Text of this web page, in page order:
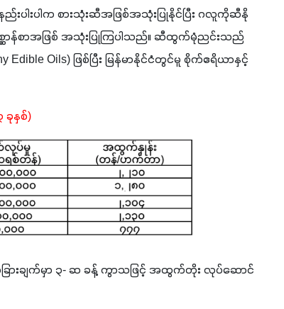
ပါးပါက စားသုံးဆီအဖြစ်အသုံးပြုနိုင်ပြီး ဂလူကိုဆီနို
စ္ဆာန်စာအဖြစ် အသုံးပြုကြပါသည်။ ဆီထွက်မုံညင်းသည်
Oils) ဖြစ်ပြီး မြန်မာနိုင်ငံတွင်မူ စိုက်ဧရိယာနှင့်
ခုနှစ်)
ားချက်မှာ ၃- ဆ ခန့် ကွာသဖြင့် အထွက်တိုး လုပ်ဆောင်